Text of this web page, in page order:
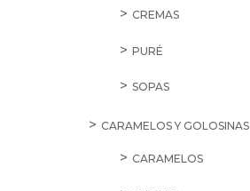
CREMAS
PURÉ
SOPAS
CARAMELOS Y GOLOSINAS
CARAMELOS